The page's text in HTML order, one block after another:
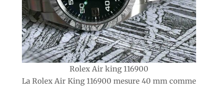
Rolex Air king 116900
La Rolex Air King 116900 mesure 40 mm comme